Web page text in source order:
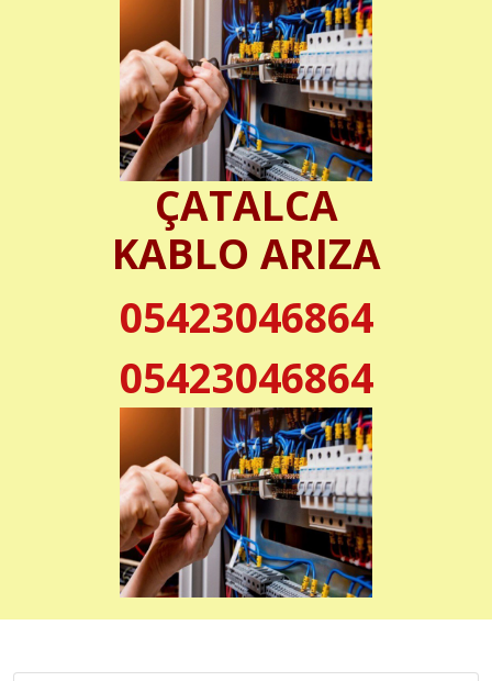
ÇATALCA
KABLO ARIZA
05423046864
05423046864